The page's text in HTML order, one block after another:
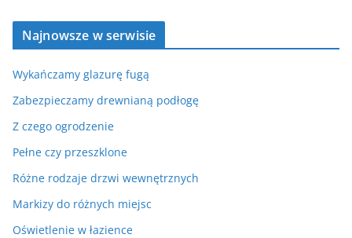
Najnowsze w serwisie
Wykańczamy glazurę fugą
Zabezpieczamy drewnianą podłogę
Z czego ogrodzenie
Pełne czy przeszklone
Różne rodzaje drzwi wewnętrznych
Markizy do różnych miejsc
Oświetlenie w łazience